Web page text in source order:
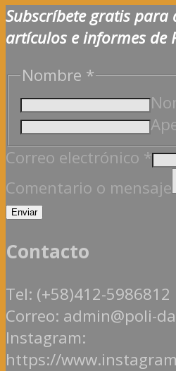
Subscríbete gratis para
artículos e informes de
o
Nombre
Correo
Nombre *
Correo electrónico *
Comentario o mensaje
Enviar
Contacto
Tel: (+58)412-5986812
Correo: admin@poli-
Instagram:
https://